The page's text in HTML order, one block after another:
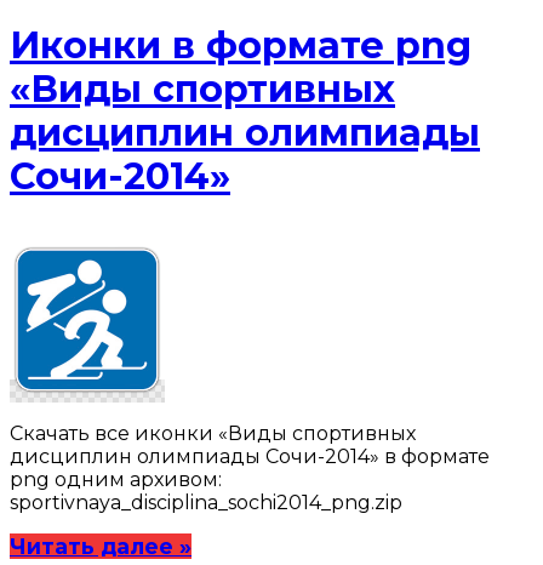
Иконки в формате png
«Виды спортивных
дисциплин олимпиады
Сочи-2014»
Скачать все иконки «Виды спортивных
дисциплин олимпиады Сочи-2014» в формате
png одним архивом:
sportivnaya_disciplina_sochi2014_png.zip
Читать далее »